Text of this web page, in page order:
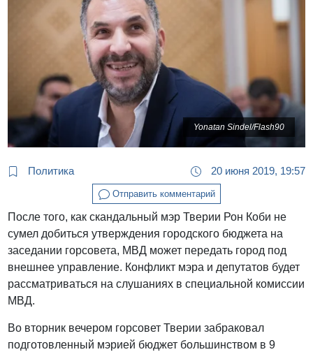
Yonatan Sindel/Flash90
Политика 20 июня 2019, 19:57
Отправить комментарий
После того, как скандальный мэр Тверии Рон Коби не
сумел добиться утверждения городского бюджета на
заседании горсовета, МВД может передать город под
внешнее управление. Конфликт мэра и депутатов будет
рассматриваться на слушаниях в специальной комиссии
МВД.
Во вторник вечером горсовет Тверии забраковал
подготовленный мэрией бюджет большинством в 9